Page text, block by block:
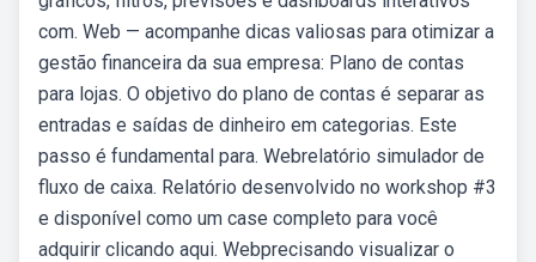
com. Web — acompanhe dicas valiosas para otimizar a
gestão financeira da sua empresa: Plano de contas
para lojas. O objetivo do plano de contas é separar as
entradas e saídas de dinheiro em categorias. Este
passo é fundamental para. Webrelatório simulador de
fluxo de caixa. Relatório desenvolvido no workshop #3
e disponível como um case completo para você
adquirir clicando aqui. Webprecisando visualizar o